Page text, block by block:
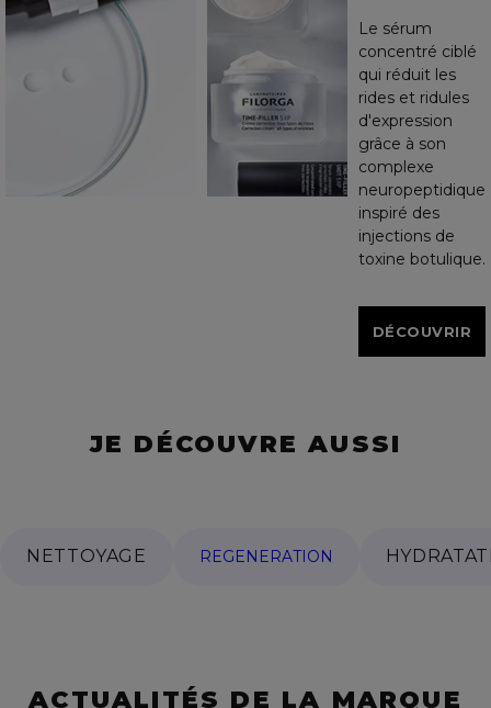
Le sérum
concentré ciblé
qui réduit les
rides et ridules
d'expression
grâce à son
complexe
neuropeptidique
inspiré des
injections de
toxine botulique.
DÉCOUVRIR
JE DÉCOUVRE AUSSI
NETTOYAGE REGENERATION
ACTUALITÉS DE LA MARQUE